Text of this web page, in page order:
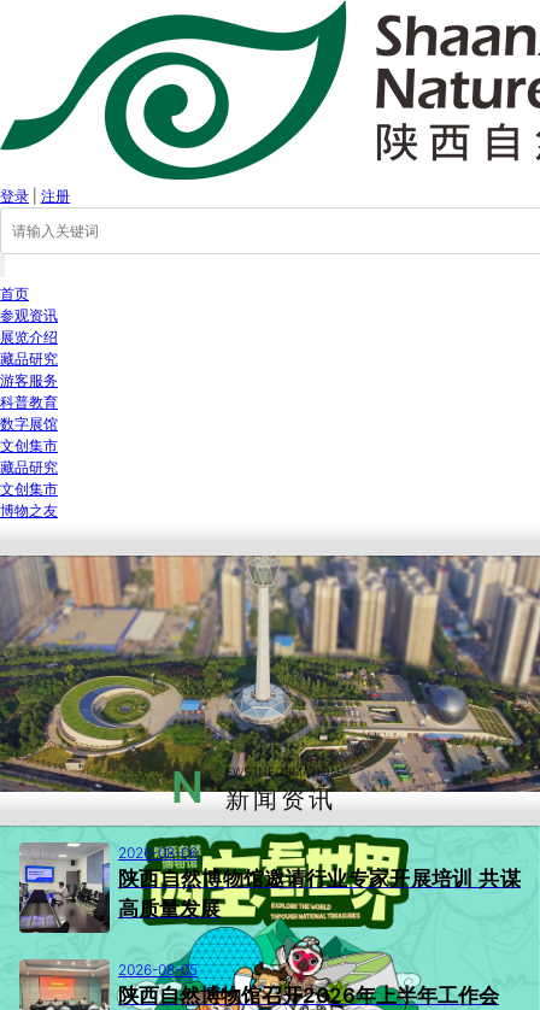
登录 注册
首页
参观资讯
展览介绍
藏品研究
游客服务
科普教育
数字展馆
文创集市
藏品研究
文创集市
博物之友
N EWS INFORMATION
新闻资讯
2026-08-06
陕西自然博物馆邀请行业专家开展培训 共谋
高质量发展
2026-08-05
陕西自然博物馆召开2026年上半年工作会